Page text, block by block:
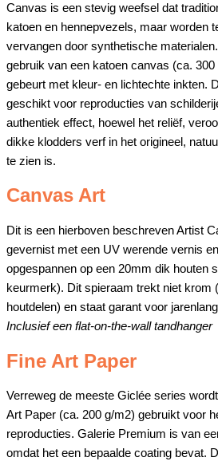
Canvas is een stevig weefsel dat
katoen en hennepvezels, maar worden
vervangen door synthetische
gebruik van een katoen canvas (ca.
gebeurt met kleur- en lichtechte inkten.
geschikt voor reproducties van
authentiek effect, hoewel het reliëf,
dikke klodders verf in het origineel,
te zien is.
Canvas Art
Dit is een hierboven beschreven Artist
gevernist met een UV werende vernis
opgespannen op een 20mm dik houten
keurmerk). Dit spieraam trekt niet krom
houtdelen) en staat garant voor
Inclusief een flat-on-the-wall tandhanger
Fine Art Paper
Verreweg de meeste Giclée series
Art Paper (ca. 200 g/m2) gebruikt voor
reproducties. Galerie Premium is van
omdat het een bepaalde coating bevat.